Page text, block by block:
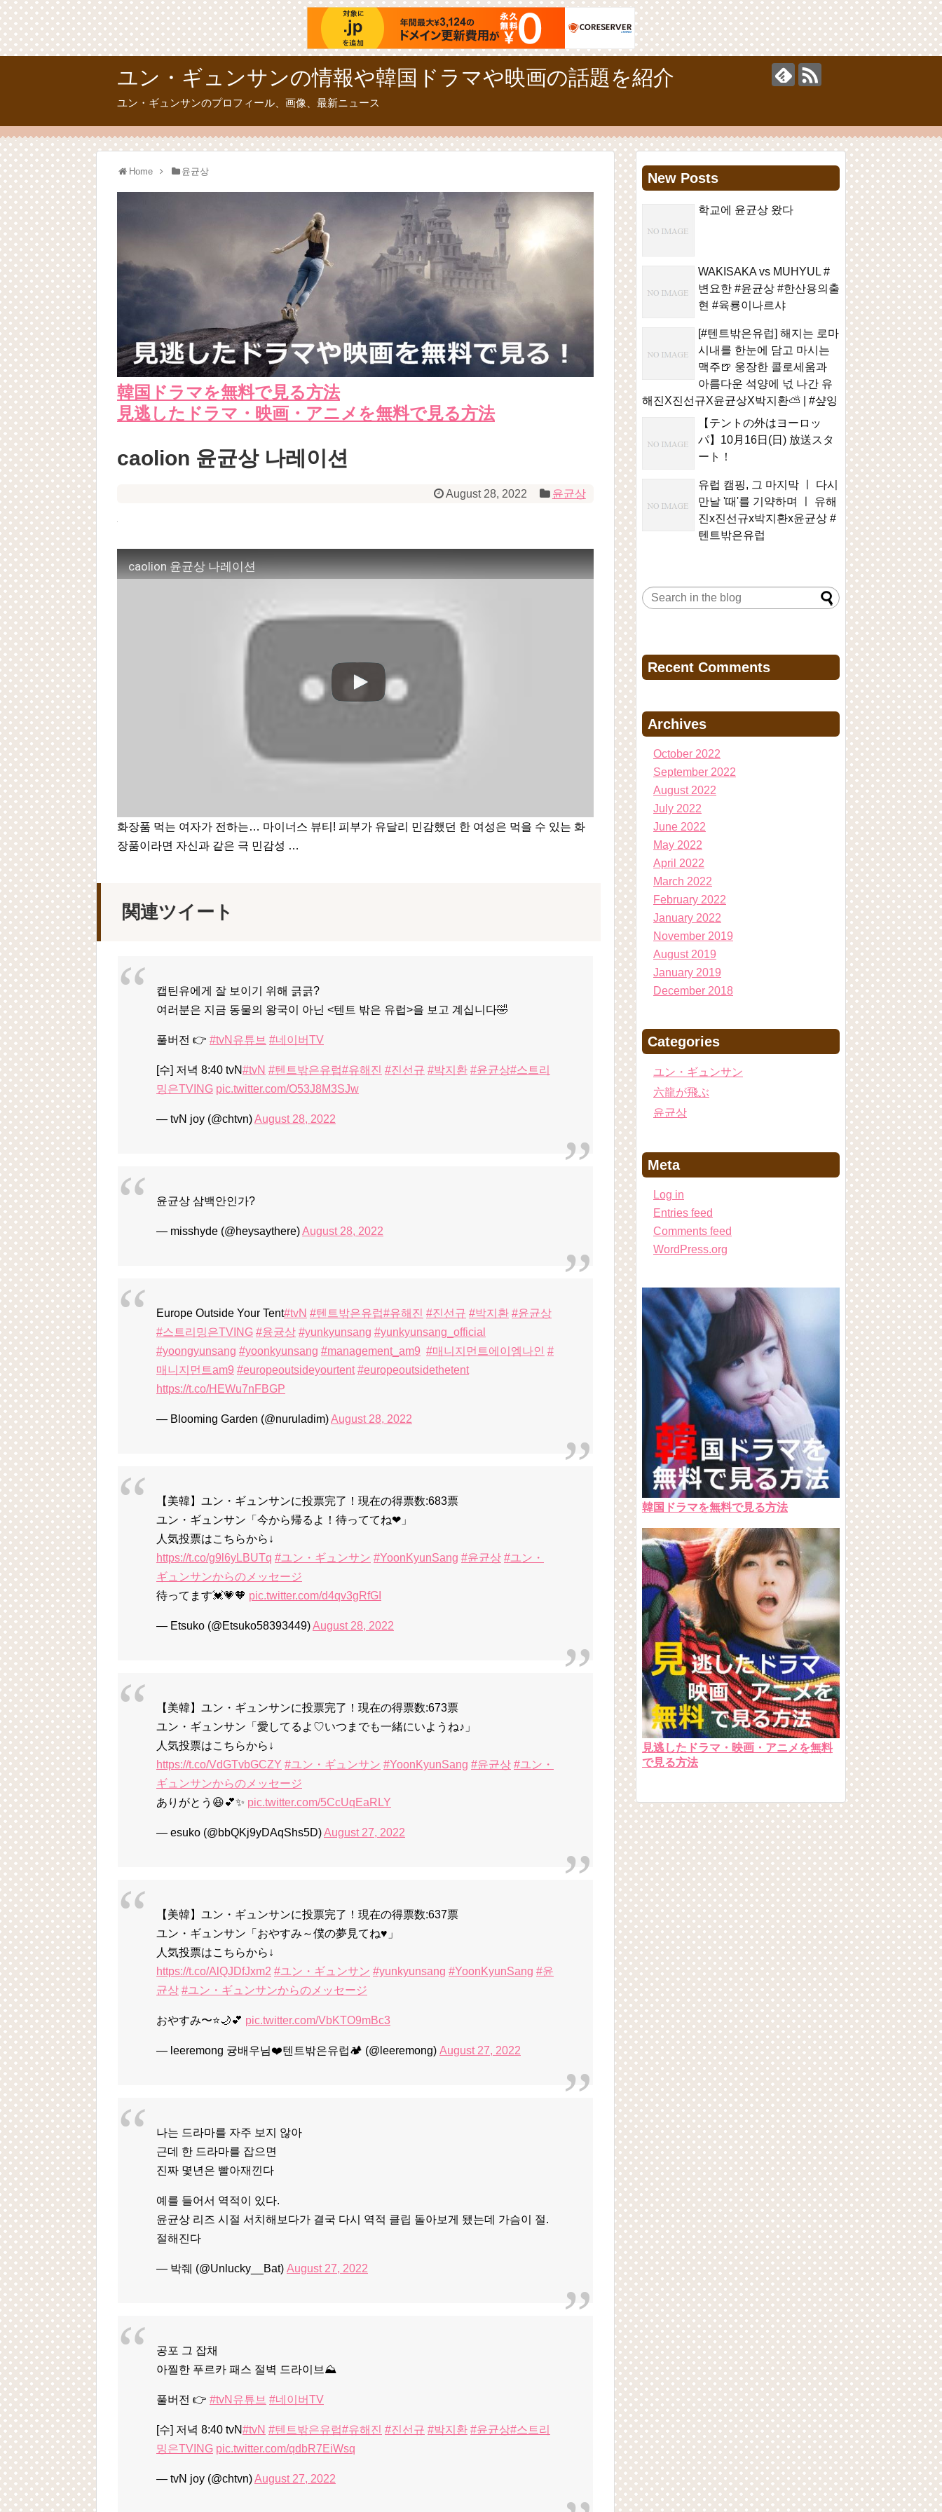
ユン・ギュンサンの情報や韓国ドラマや映画の話題を紹介
ユン・ギュンサンのプロフィール、画像、最新ニュース
Home 윤균상
韓国ドラマを無料で見る方法
見逃したドラマ・映画・アニメを無料で見る方法
caolion 윤균상 나레이션
August 28, 2022 윤균상
caolion 윤균상 나레이션
화장품 먹는 여자가 전하는… 마이너스 뷰티! 피부가 유달리 민감했던 한 여성은 먹을 수 있는 화
장품이라면 자신과 같은 극 민감성 …
関連ツイート
캡틴유에게 잘 보이기 위해 긁긁?
여러분은 지금 동물의 왕국이 아닌 <텐트 밖은 유럽>을 보고 계십니다🤣
풀버전 👉 #tvN유튜브 #네이버TV
[수] 저녁 8:40 tvN#tvN #텐트밖은유럽#유해진 #진선규 #박지환 #윤균상#스트리
밍은TVING pic.twitter.com/O53J8M3SJw
— tvN joy (@chtvn)August 28, 2022
윤균상 삼백안인가?
— misshyde (@heysaythere)August 28, 2022
Europe Outside Your Tent#tvN #텐트밖은유럽#유해진 #진선규 #박지환 #윤균상
#스트리밍은TVING #융귱상 #yunkyunsang #yunkyunsang_official
#yoongyunsang #yoonkyunsang #management_am9 #매니지먼트에이엠나인 #
매니지먼트am9 #europeoutsideyourtent #europeoutsidethetent
https://t.co/HEWu7nFBGP
— Blooming Garden (@nuruladim)August 28, 2022
【美韓】ユン・ギュンサンに投票完了！現在の得票数:683票
ユン・ギュンサン「今から帰るよ！待っててね❤」
人気投票はこちらから↓
https://t.co/g9l6yLBUTq #ユン・ギュンサン #YoonKyunSang #윤균상 #ユン・
ギュンサンからのメッセージ
待ってます💓💗🧡 pic.twitter.com/d4qv3gRfGI
— Etsuko (@Etsuko58393449)August 28, 2022
【美韓】ユン・ギュンサンに投票完了！現在の得票数:673票
ユン・ギュンサン「愛してるよ♡いつまでも一緒にいようね♪」
人気投票はこちらから↓
https://t.co/VdGTvbGCZY #ユン・ギュンサン #YoonKyunSang #윤균상 #ユン・
ギュンサンからのメッセージ
ありがとう😆💕✨ pic.twitter.com/5CcUqEaRLY
— esuko (@bbQKj9yDAqShs5D)August 27, 2022
【美韓】ユン・ギュンサンに投票完了！現在の得票数:637票
ユン・ギュンサン「おやすみ～僕の夢見てね♥」
人気投票はこちらから↓
https://t.co/AlQJDfJxm2 #ユン・ギュンサン #yunkyunsang #YoonKyunSang #윤
균상 #ユン・ギュンサンからのメッセージ
おやすみ〜⭐️🌙💕 pic.twitter.com/VbKTO9mBc3
— leeremong 귱배우님❤️텐트밖은유럽🏕 (@leeremong) August 27, 2022
나는 드라마를 자주 보지 않아
근데 한 드라마를 잡으면
진짜 몇년은 빨아재낀다
예를 들어서 역적이 있다.
윤균상 리즈 시절 서치해보다가 결국 다시 역적 클립 돌아보게 됐는데 가슴이 절.
절해진다
— 박줴 (@Unlucky__Bat) August 27, 2022
공포 그 잡채
아찔한 푸르카 패스 절벽 드라이브⛰️
풀버전 👉 #tvN유튜브 #네이버TV
[수] 저녁 8:40 tvN#tvN #텐트밖은유럽#유해진 #진선규 #박지환 #윤균상#스트리
밍은TVING pic.twitter.com/qdbR7EiWsq
— tvN joy (@chtvn)August 27, 2022
New Posts
학교에 윤균상 왔다
WAKISAKA vs MUHYUL #
변요한 #윤균상 #한산용의출
현 #육룡이나르샤
[#텐트밖은유럽] 해지는 로마
시내를 한눈에 담고 마시는
맥주🍺 웅장한 콜로세움과
아름다운 석양에 넋 나간 유
해진X진선규X윤균상X박지환⛅ | #샾잉
【テントの外はヨーロッ
パ】10月16日(日) 放送スタ
ート！
유럽 캠핑, 그 마지막 ㅣ 다시
만날 '때'를 기약하며 ㅣ 유해
진x진선규x박지환x윤균상 #
텐트밖은유럽
Recent Comments
Archives
October 2022
September 2022
August 2022
July 2022
June 2022
May 2022
April 2022
March 2022
February 2022
January 2022
November 2019
August 2019
January 2019
December 2018
Categories
ユン・ギュンサン
六龍が飛ぶ
윤균상
Meta
Log in
Entries feed
Comments feed
WordPress.org
韓国ドラマを無料で見る方法
見逃したドラマ・映画・アニメを無料
で見る方法